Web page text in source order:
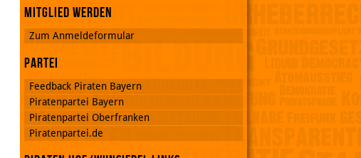
Mitglied werden
Zum Anmeldeformular
Partei
Feedback Piraten Bayern
Piratenpartei Bayern
Piratenpartei Oberfranken
Piratenpartei.de